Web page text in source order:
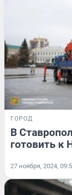
ГОРОД
В
готовить к
27 ноября, 2024,